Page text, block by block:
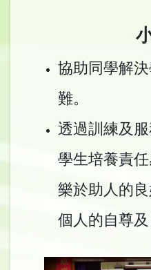
協助同學解
難。
透過訓練及
學生培養責
樂於助人的
個人的自尊及